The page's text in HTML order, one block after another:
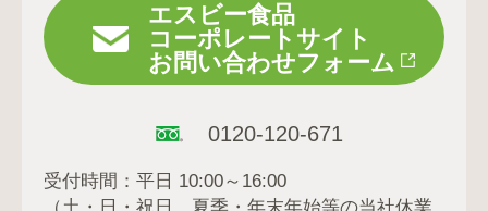
エスビー食品
コーポレートサイト
お問い合わせフォーム
0120-120-671
受付時間：平日 10:00～16:00